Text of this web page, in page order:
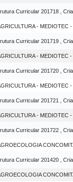
Curricular 201718 ,
- MEDIOTEC
Curricular 201719 ,
- MEDIOTEC
Curricular 201720 ,
- MEDIOTEC
Curricular 201721 ,
- MEDIOTEC
Curricular 201722 ,
Curricular 201420 ,